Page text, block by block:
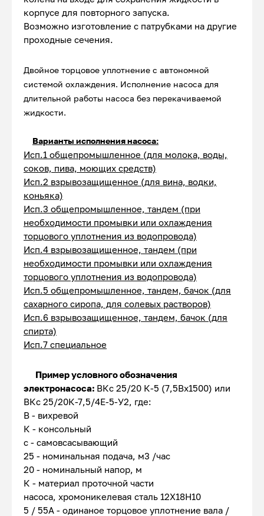
корпусе для повторного запуска.
Возможно изготовление с патрубками на другие
проходные сечения.
Двойное торцовое уплотнение с автономной
системой охлаждения. Исполнение насоса для
длительной работы насоса без перекачиваемой
жидкости.
Варианты исполнения насоса:
Исп.1 общепромышленное (для молока, воды,
соков, пива, моющих средств)
Исп.2 взрывозащищенное (для вина, водки,
коньяка)
Исп.3 общепромышленное, тандем (при
необходимости промывки или охлаждения
торцового уплотнения из водопровода)
Исп.4 взрывозащищенное, тандем (при
необходимости промывки или охлаждения
торцового уплотнения из водопровода)
Исп.5 общепромышленное, тандем, бачок (для
сахарного сиропа, для солевых растворов)
Исп.6 взрывозащищенное, тандем, бачок (для
спирта)
Исп.7 специальное
Пример условного обозначения
электронасоса: ВКс 25/20 К-5 (7,5Вх1500) или
ВКс 25/20К-7,5/4Е-5-У2, где:
В - вихревой
К - консольный
с - самовсасывающий
25 - номинальная подача, м3 /час
20 - номинальный напор, м
К - материал проточной части
насоса, хромоникелевая сталь 12Х18Н10
5 / 55А - одинаное торцовое уплотнение вала /